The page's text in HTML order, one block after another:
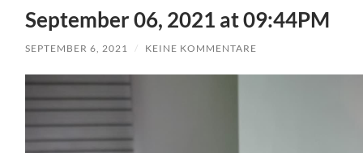
September 06, 2021 at 09:44PM
SEPTEMBER 6, 2021 / KEINE KOMMENTARE